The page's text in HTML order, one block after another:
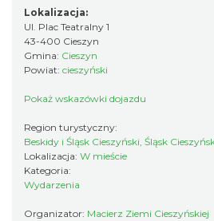
Cieszyn
0.21 km
Cieszyn
0.21 km
Lokalizacja:
Ul. Plac Teatralny 1
43-400 Cieszyn
Gmina: Cieszyn
Powiat: cieszyński
Pokaż wskazówki dojazdu
Region turystyczny:
Beskidy i Śląsk Cieszyński, Śląsk
Lokalizacja: W mieście
Kategoria:
Wydarzenia
Organizator: Macierz Ziemi Cieszyńskiej